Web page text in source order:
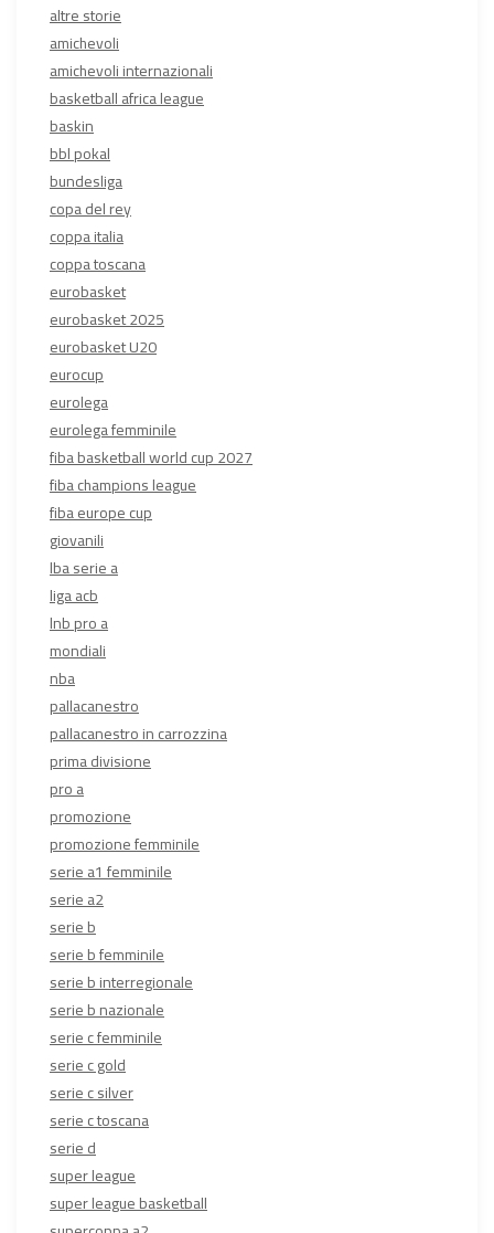
altre storie
amichevoli
amichevoli internazionali
basketball africa league
baskin
bbl pokal
bundesliga
copa del rey
coppa italia
coppa toscana
eurobasket
eurobasket 2025
eurobasket U20
eurocup
eurolega
eurolega femminile
fiba basketball world cup 2027
fiba champions league
fiba europe cup
giovanili
lba serie a
liga acb
lnb pro a
mondiali
nba
pallacanestro
pallacanestro in carrozzina
prima divisione
pro a
promozione
promozione femminile
serie a1 femminile
serie a2
serie b
serie b femminile
serie b interregionale
serie b nazionale
serie c femminile
serie c gold
serie c silver
serie c toscana
serie d
super league
super league basketball